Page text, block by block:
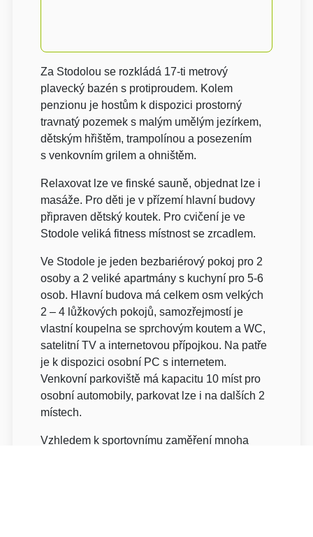
Za Stodolou se rozkládá 17-ti metrový
plavecký bazén s protiproudem. Kolem
penzionu je hostům k dispozici prostorný
travnatý pozemek s malým umělým jezírkem,
dětským hřištěm, trampolínou a posezením
s venkovním grilem a ohništěm.
Relaxovat lze ve finské sauně, objednat lze i
masáže. Pro děti je v přízemí hlavní budovy
připraven dětský koutek. Pro cvičení je ve
Stodole veliká fitness místnost se zrcadlem.
Ve Stodole je jeden bezbariérový pokoj pro 2
osoby a 2 veliké apartmány s kuchyní pro 5-6
osob. Hlavní budova má celkem osm velkých
2 – 4 lůžkových pokojů, samozřejmostí je
vlastní koupelna se sprchovým koutem a WC,
satelitní TV a internetovou přípojkou. Na patře
je k dispozici osobní PC s internetem.
Venkovní parkoviště má kapacitu 10 míst pro
osobní automobily, parkovat lze i na dalších 2
místech.
Vzhledem k sportovnímu zaměření mnoha